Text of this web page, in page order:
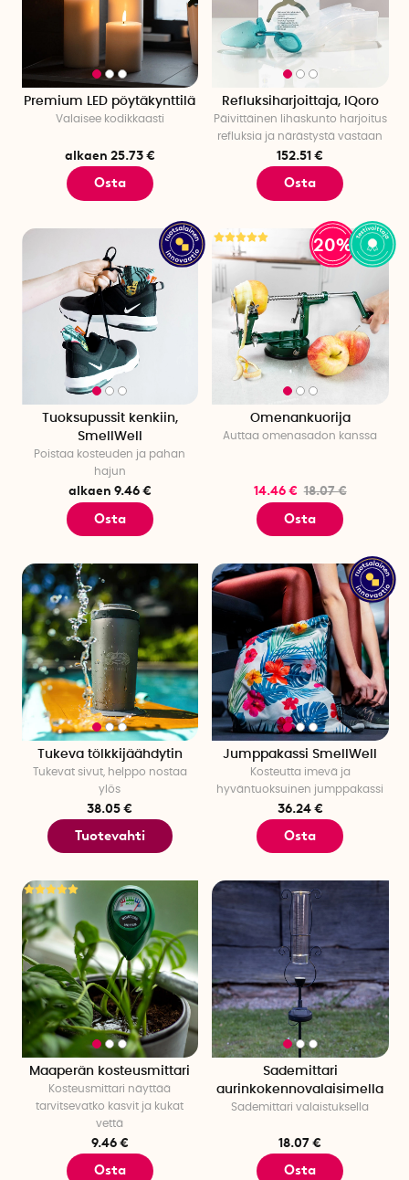
Premium LED pöytäkynttilä
Valaisee kodikkaasti
alkaen 25.73 €
Osta
Refluksiharjoittaja, IQoro
Päivittäinen lihaskunto harjoitus
refluksia ja närästystä vastaan
152.51 €
Osta
Tuoksupussit kenkiin,
SmellWell
Poistaa kosteuden ja pahan
hajun
alkaen 9.46 €
Osta
20%
Omenankuorija
Auttaa omenasadon kanssa
14.46 € 18.07 €
Osta
Tukeva tölkkijäähdytin
Tukevat sivut, helppo nostaa
ylös
38.05 €
Tuotevahti
Jumppakassi SmellWell
Kosteutta imevä ja
hyväntuoksuinen jumppakassi
36.24 €
Osta
Maaperän kosteusmittari
Kosteusmittari näyttää
tarvitsevatko kasvit ja kukat
vettä
9.46 €
Osta
Sademittari
aurinkokennovalaisimella
Sademittari valaistuksella
18.07 €
Osta